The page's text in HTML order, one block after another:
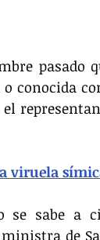
pasado
conocida
viruela
se sabe a
de